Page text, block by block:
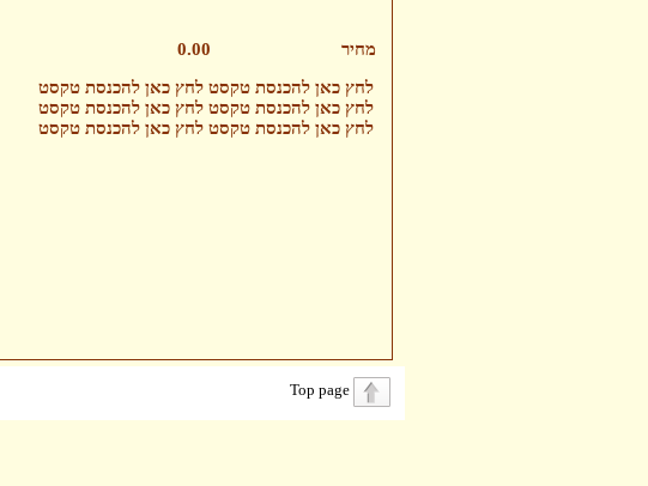
מחיר
0.00
לחץ כאן להכנסת טקסט לחץ כאן להכנסת טקסט
לחץ כאן להכנסת טקסט לחץ כאן להכנסת טקסט
לחץ כאן להכנסת טקסט לחץ כאן להכנסת טקסט
Top page